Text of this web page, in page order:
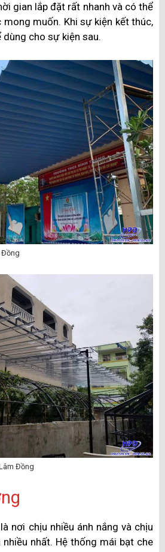
gian lắp đặt rất nhanh và có thể
muốn. Khi sự kiện kết thúc,
dùng cho sự kiện sau.
Đồng
Đồng
nơi chịu nhiều ánh nắng và chịu
nhất. Hệ thống mái bạt che